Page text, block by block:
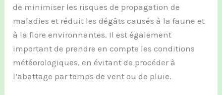
de minimiser les risques de propagation de
maladies et réduit les dégâts causés à la faune et
à la flore environnantes. Il est également
important de prendre en compte les conditions
météorologiques, en évitant de procéder à
l’abattage par temps de vent ou de pluie.